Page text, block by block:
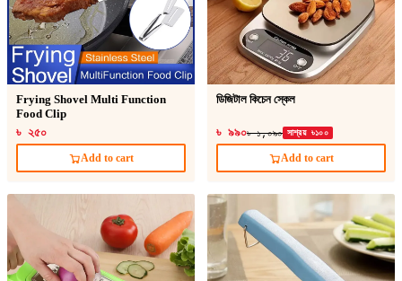
Frying Shovel Multi Function
Food Clip
৳ ২৫০
Add to cart
ডিজিটাল কিচেন স্কেল
৳ ৯৯০৳ ১,০৯০ সাশ্রয় ৳১০০
Add to cart